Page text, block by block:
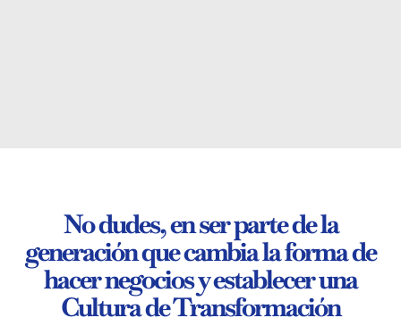
No dudes, en ser parte de la
generación que cambia la forma de
hacer negocios y establecer una
Cultura de Transformación